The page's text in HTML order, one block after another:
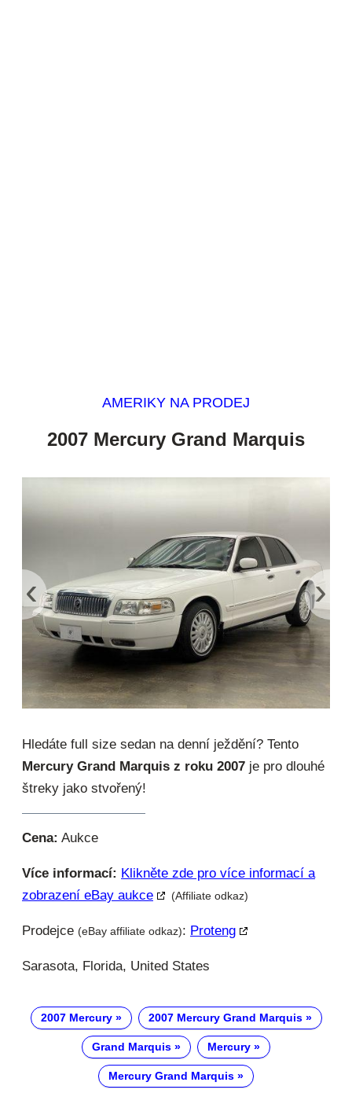
AMERIKY NA PRODEJ
2007 Mercury Grand Marquis
‹ ›
Hledáte full size sedan na denní ježdění? Tento
Mercury Grand Marquis z roku 2007 je pro dlouhé
štreky jako stvořený!
Cena: Aukce
Více informací: Klikněte zde pro více informací a
zobrazení eBay aukce
(Affiliate odkaz)
Prodejce (eBay affiliate odkaz): Proteng
Sarasota, Florida, United States
2007 Mercury 2007 Mercury Grand Marquis
Grand Marquis Mercury
Mercury Grand Marquis